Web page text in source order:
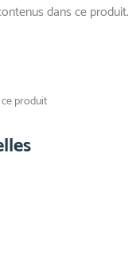
dans ce produit.
produit